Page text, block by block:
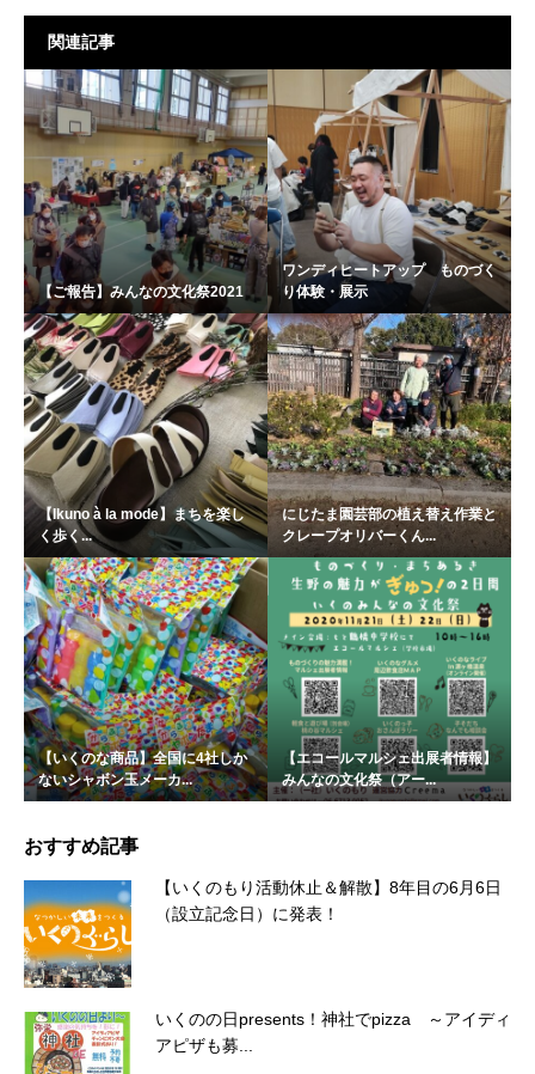
関連記事
【ご報告】みんなの文化祭2021
ワンディヒートアップ ものづく
り体験・展示
【Ikuno à la mode】まちを楽し
く歩く...
にじたま園芸部の植え替え作業と
クレープオリバーくん...
【いくのな商品】全国に4社しか
ないシャボン玉メーカ...
【エコールマルシェ出展者情報】
みんなの文化祭（アー...
おすすめ記事
【いくのもり活動休止＆解散】8年目の6月6日
（設立記念日）に発表！
いくのの日presents！神社でpizza ～アイディ
アピザも募...